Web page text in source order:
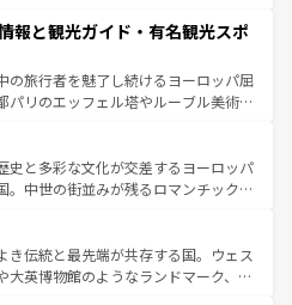
アで、忘れられない旅をしてみよう！
情報は
では、情熱的なフラメンコ、熱気あふ
味しいタパスが生活の一部となってい
の洗練された雰囲気や、バルセロナの
から、地方では古代ローマ遺跡や中世
風土や気候が異なるスペインはその個
性で訪れる人を魅了する。 なお、新着のスペイン情報は コ
してほしい。
報と観光ガイド・有名観光スポ
の旅行者を魅了し続けるヨーロッパ屈
パリのエッフェル塔やルーブル美術館
まっている。華麗な宮殿、歴史的な大
、そして豊かな自然が、訪れる者を心
、フランスは美食の国としても知ら
発祥地であるランス、プロヴァンスの
畑など、多彩な楽しみ方が可能だ。さ
域にも魅力が溢れており、どの街角に
史と多彩な文化が交差するヨーロッパ
。中世の街並みが残るロマンチック街
どこを歩いても飽きることがない。ベ
、バイエルン州のアルプスの絶景、そ
ワイン畑といった風景は必見。ビール
き伝統と最先端が共存する国。ウェス
大英博物館のようなランドマーク、歴